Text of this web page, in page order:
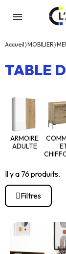
Accueil MOBILIER
TABLE
ARMOIRE
ADULTE
Il y a 76 produits.
Filtres